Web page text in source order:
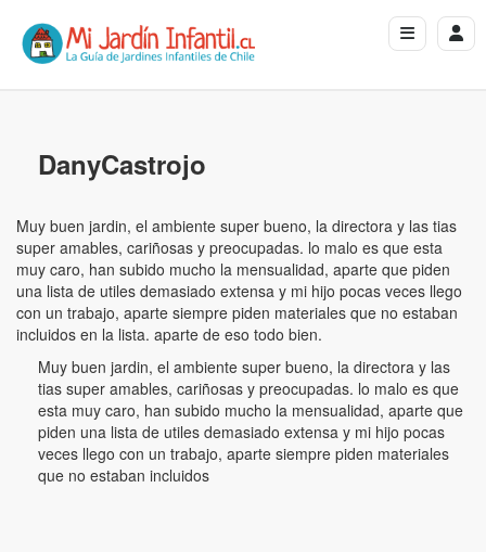
DanyCastrojo
Muy buen jardin, el ambiente super bueno, la directora y las tias
super amables, cariñosas y preocupadas. lo malo es que esta
muy caro, han subido mucho la mensualidad, aparte que piden
una lista de utiles demasiado extensa y mi hijo pocas veces llego
con un trabajo, aparte siempre piden materiales que no estaban
incluidos en la lista. aparte de eso todo bien.
Muy buen jardin, el ambiente super bueno, la directora y las
tias super amables, cariñosas y preocupadas. lo malo es que
esta muy caro, han subido mucho la mensualidad, aparte que
piden una lista de utiles demasiado extensa y mi hijo pocas
veces llego con un trabajo, aparte siempre piden materiales
que no estaban incluidos